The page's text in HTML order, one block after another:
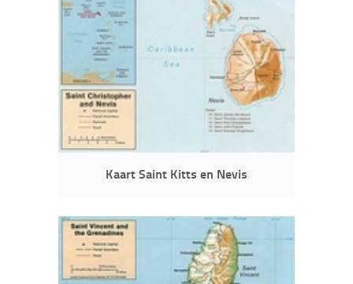
Kaart Saint Kitts en Nevis